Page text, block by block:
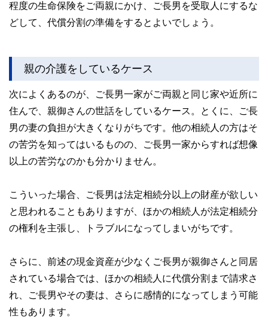
程度の生命保険をご両親にかけ、ご長男を受取人にするな
どして、代償分割の準備をするとよいでしょう。
親の介護をしているケース
次によくあるのが、ご長男一家がご両親と同じ家や近所に
住んで、親御さんの世話をしているケース。とくに、ご長
男の妻の負担が大きくなりがちです。他の相続人の方はそ
の苦労を知ってはいるものの、ご長男一家からすれば想像
以上の苦労なのかも分かりません。
こういった場合、ご長男は法定相続分以上の財産が欲しい
と思われることもありますが、ほかの相続人が法定相続分
の権利を主張し、トラブルになってしまいがちです。
さらに、前述の現金資産が少なくご長男が親御さんと同居
されている場合では、ほかの相続人に代償分割まで請求さ
れ、ご長男やその妻は、さらに感情的になってしまう可能
性もあります。